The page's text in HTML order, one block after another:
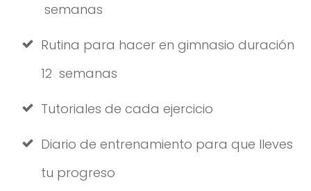
semanas
Rutina para hacer en gimnasio duración
12 semanas
Tutoriales de cada ejercicio
Diario de entrenamiento para que lleves
tu progreso